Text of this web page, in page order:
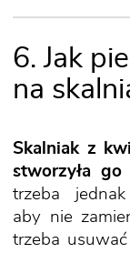
6. Jak
na
Skalniak z
stworzyła go
trzeba
aby nie
trzeba